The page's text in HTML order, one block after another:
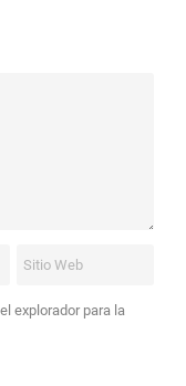
explorador para la